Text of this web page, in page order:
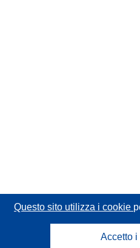
Questo sito utilizza i cookie
Accetto i